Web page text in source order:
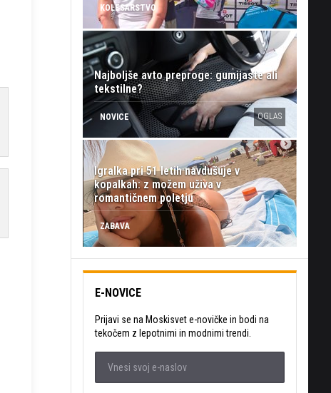
KOLESARSTVO
Najboljše avto preproge: gumijaste ali
tekstilne?
NOVICE OGLAS
Igralka pri 51 letih navdušuje v
kopalkah: z možem uživa v
romantičnem poletju
ZABAVA
E-NOVICE
Prijavi se na Moskisvet e-novičke in bodi na
tekočem z lepotnimi in modnimi trendi.